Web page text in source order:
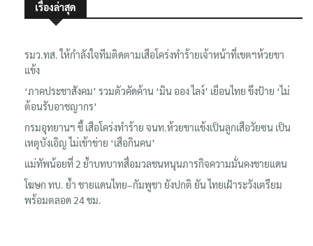
เรื่องล่าสุด
รมว.ทส. ให้กำลังใจทีมติดตามเสือโคร่งทำร้ายเจ้าหน้าที่เขตฯห้วยขา
แข้ง
‘ภาคประชาสังคม’ รวมตัวคัดค้าน ‘มิน ออง ไลง์’ เยือนไทย ขึงป้าย ‘ไม่
ต้อนรับอาชญากร’
กรมอุทยานฯ ชี้ เสือโคร่งทำร้าย จนท.ห้วยขาแข้งเป็นลูกเสือวัยซน เป็น
เหตุบังเอิญ ไม่เข้าข่าย ‘เสือกินคน’
แม่ทัพน้อยที่ 2 ย้ำบทบาทสื่อมวลชนหนุนภารกิจความมั่นคงชายแดน
โฆษก ทบ. ย้ำ ชายแดนไทย–กัมพูชา ยังปกติ ยัน ไทยเฝ้าระวังเตรียม
พร้อมตลอด 24 ชม.